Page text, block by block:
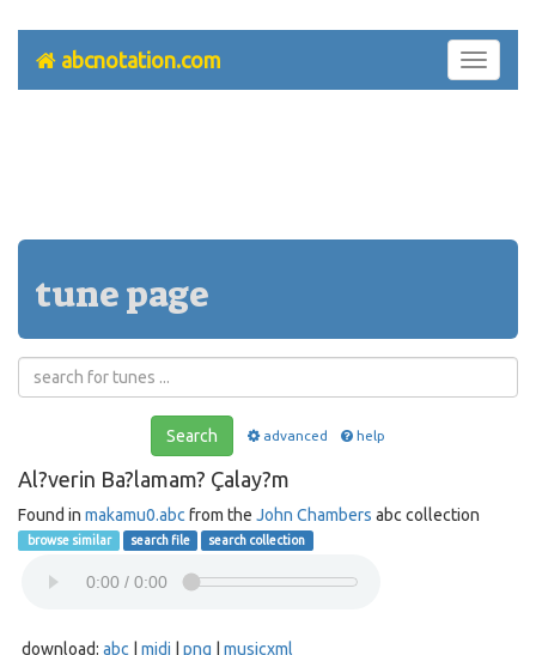
Toggle
abcnotation.com
tune page
Search advanced help
Al?verin Ba?lamam? Çalay?m
Found in makamu0.abc from the John Chambers abc collection
browse similar search file search collection
download: abc midi png musicxml